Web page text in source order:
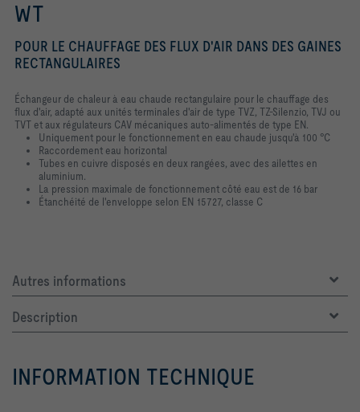
WT
POUR LE CHAUFFAGE DES FLUX D'AIR DANS DES GAINES
RECTANGULAIRES
Échangeur de chaleur à eau chaude rectangulaire pour le chauffage des
flux d'air, adapté aux unités terminales d'air de type TVZ, TZ-Silenzio, TVJ ou
TVT et aux régulateurs CAV mécaniques auto-alimentés de type EN.
Uniquement pour le fonctionnement en eau chaude jusqu'à 100 °C
Raccordement eau horizontal
Tubes en cuivre disposés en deux rangées, avec des ailettes en
aluminium.
La pression maximale de fonctionnement côté eau est de 16 bar
Étanchéité de l'enveloppe selon EN 15727, classe C
Autres informations
Description
INFORMATION TECHNIQUE